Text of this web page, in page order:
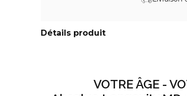
Détails produit
VOTRE ÂGE -